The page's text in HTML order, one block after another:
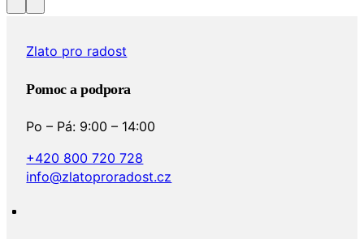
Zlato pro radost
Pomoc a podpora
Po – Pá: 9:00 – 14:00
+420 800 720 728
info@zlatoproradost.cz